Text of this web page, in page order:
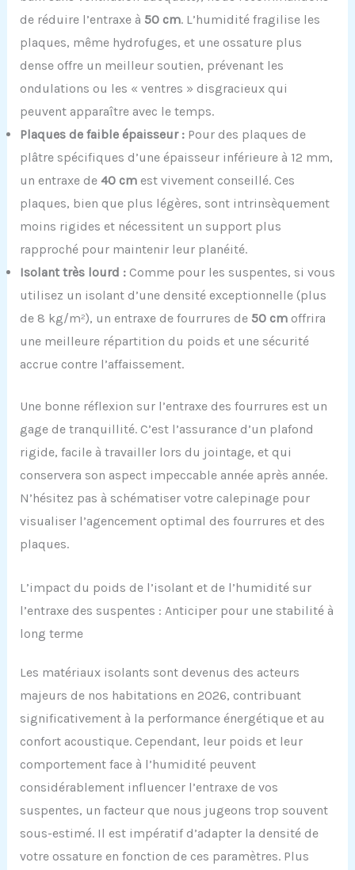
de réduire l’entraxe à 50 cm. L’humidité fragilise les
plaques, même hydrofuges, et une ossature plus
dense offre un meilleur soutien, prévenant les
ondulations ou les « ventres » disgracieux qui
peuvent apparaître avec le temps.
Plaques de faible épaisseur :Pour des plaques de
plâtre spécifiques d’une épaisseur inférieure à 12 mm,
un entraxe de 40 cmest vivement conseillé. Ces
plaques, bien que plus légères, sont intrinsèquement
moins rigides et nécessitent un support plus
rapproché pour maintenir leur planéité.
Isolant très lourd :Comme pour les suspentes, si vous
utilisez un isolant d’une densité exceptionnelle (plus
de 8 kg/m²), un entraxe de fourrures de 50 cmoffrira
une meilleure répartition du poids et une sécurité
accrue contre l’affaissement.
Une bonne réflexion sur l’entraxe des fourrures est un
gage de tranquillité. C’est l’assurance d’un plafond
rigide, facile à travailler lors du jointage, et qui
conservera son aspect impeccable année après année.
N’hésitez pas à schématiser votre calepinage pour
visualiser l’agencement optimal des fourrures et des
plaques.
L’impact du poids de l’isolant et de l’humidité sur
l’entraxe des suspentes : Anticiper pour une stabilité à
long terme
Les matériaux isolants sont devenus des acteurs
majeurs de nos habitations en 2026, contribuant
significativement à la performance énergétique et au
confort acoustique. Cependant, leur poids et leur
comportement face à l’humidité peuvent
considérablement influencer l’entraxe de vos
suspentes, un facteur que nous jugeons trop souvent
sous-estimé. Il est impératif d’adapter la densité de
votre ossature en fonction de ces paramètres. Plus